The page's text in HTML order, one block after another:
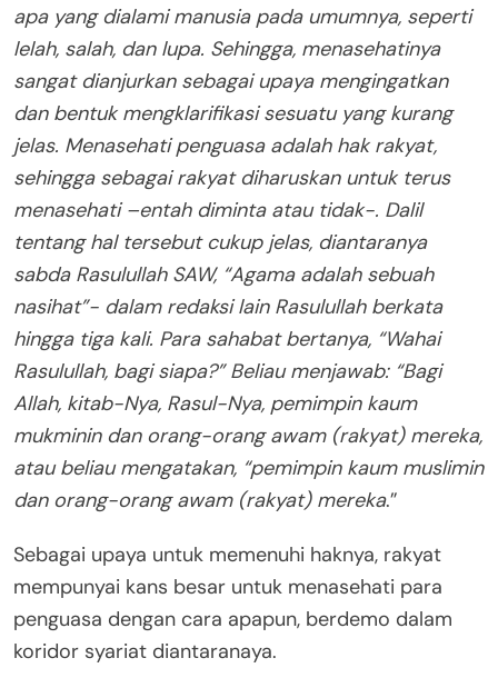
apa yang dialami manusia pada umumnya, seperti
lelah, salah, dan lupa. Sehingga, menasehatinya
sangat dianjurkan sebagai upaya mengingatkan
dan bentuk mengklarifikasi sesuatu yang kurang
jelas. Menasehati penguasa adalah hak rakyat,
sehingga sebagai rakyat diharuskan untuk terus
menasehati –entah diminta atau tidak-. Dalil
tentang hal tersebut cukup jelas, diantaranya
sabda Rasulullah SAW, “Agama adalah sebuah
nasihat”- dalam redaksi lain Rasulullah berkata
hingga tiga kali. Para sahabat bertanya, “Wahai
Rasulullah, bagi siapa?” Beliau menjawab: “Bagi
Allah, kitab-Nya, Rasul-Nya, pemimpin kaum
mukminin dan orang-orang awam (rakyat) mereka,
atau beliau mengatakan, “pemimpin kaum muslimin
dan orang-orang awam (rakyat) mereka.”
Sebagai upaya untuk memenuhi haknya, rakyat
mempunyai kans besar untuk menasehati para
penguasa dengan cara apapun, berdemo dalam
koridor syariat diantaranaya.